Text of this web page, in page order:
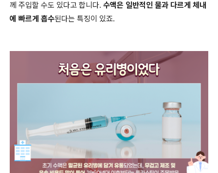
께 주입할 수도 있다고 합니다. 수액은 일반적인 물과 다르게 체내
에 빠르게 흡수된다는 특징이 있죠.